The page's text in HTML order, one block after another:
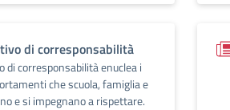
di corresponsabilità
di corresponsabilità enuclea i
che scuola, famiglia e
e si impegnano a rispettare.